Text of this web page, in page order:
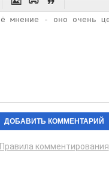
Правила комментирования